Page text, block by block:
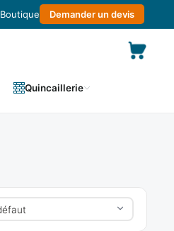
Boutique Demander un devis
Quincaillerie